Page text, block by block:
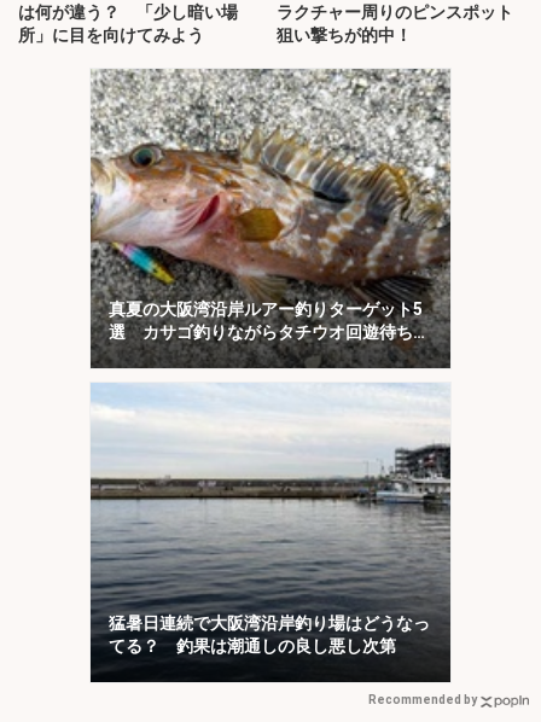
は何が違う？ 「少し暗い場
所」に目を向けてみよう
ラクチャー周りのピンスポット
狙い撃ちが的中！
真夏の大阪湾沿岸ルアー釣りターゲット5
選 カサゴ釣りながらタチウオ回遊待ちが
オススメ？
猛暑日連続で大阪湾沿岸釣り場はどうなっ
てる？ 釣果は潮通しの良し悪し次第
Recommended by